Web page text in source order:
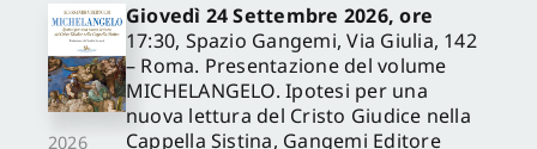
2026
Giovedì 24 Settembre 2026, ore
17:30, Spazio Gangemi, Via Giulia, 142
– Roma. Presentazione del volume
MICHELANGELO. Ipotesi per una
nuova lettura del Cristo Giudice nella
Cappella Sistina, Gangemi Editore